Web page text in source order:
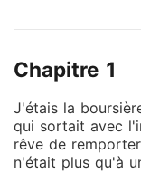
de Baptiste, pour
bourse à son amour
coup le plus
ans, l'homme
Chapitre 1
J'étais la
qui sortait avec
rêve de
n'était plus qu'à